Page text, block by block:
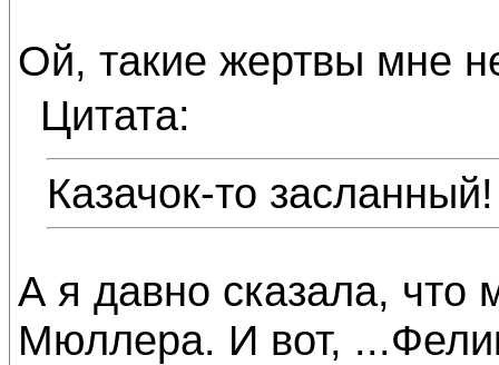
Ой, такие жертвы мне
Цитата:
Казачок-то засланный!
А я давно сказала, что
Мюллера. И вот,